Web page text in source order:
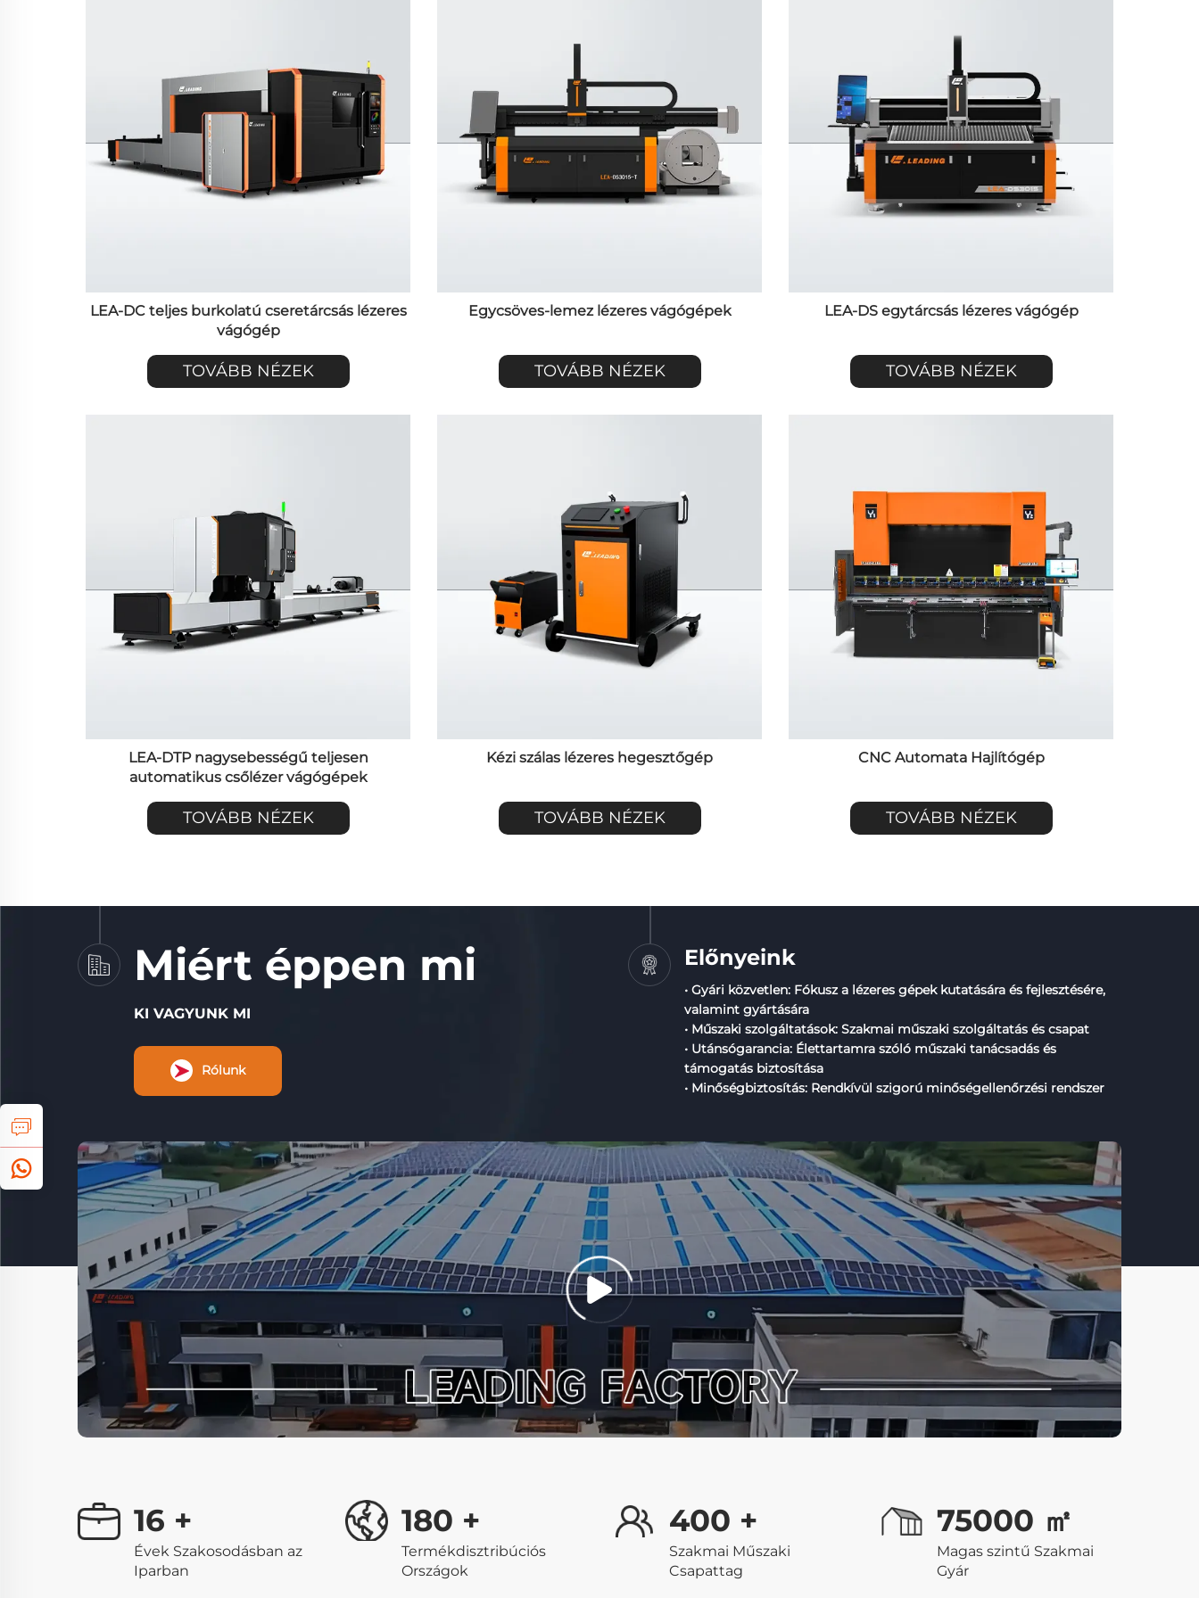
LEA-DC teljes burkolatú cseretárcsás lézeres
vágógép
TOVÁBB NÉZEK
Egycsöves-lemez lézeres vágógépek
TOVÁBB NÉZEK
LEA-DS egytárcsás lézeres vágógép
TOVÁBB NÉZEK
LEA-DTP nagysebességű teljesen
automatikus csőlézer vágógépek
TOVÁBB NÉZEK
Kézi szálas lézeres hegesztőgép
TOVÁBB NÉZEK
CNC Automata Hajlítógép
TOVÁBB NÉZEK
Miért éppen mi
KI VAGYUNK MI
Rólunk
Előnyeink
• Gyári közvetlen: Fókusz a lézeres gépek kutatására és fejlesztésére,
valamint gyártására
• Műszaki szolgáltatások: Szakmai műszaki szolgáltatás és csapat
• Utánsógarancia: Élettartamra szóló műszaki tanácsadás és
támogatás biztosítása
• Minőségbiztosítás: Rendkívül szigorú minőségellenőrzési rendszer
16 +
Évek Szakosodásban az
Iparban
180 +
Termékdisztribúciós
Országok
400 +
Szakmai Műszaki
Csapattag
75000 ㎡
Magas szintű Szakmai
Gyár